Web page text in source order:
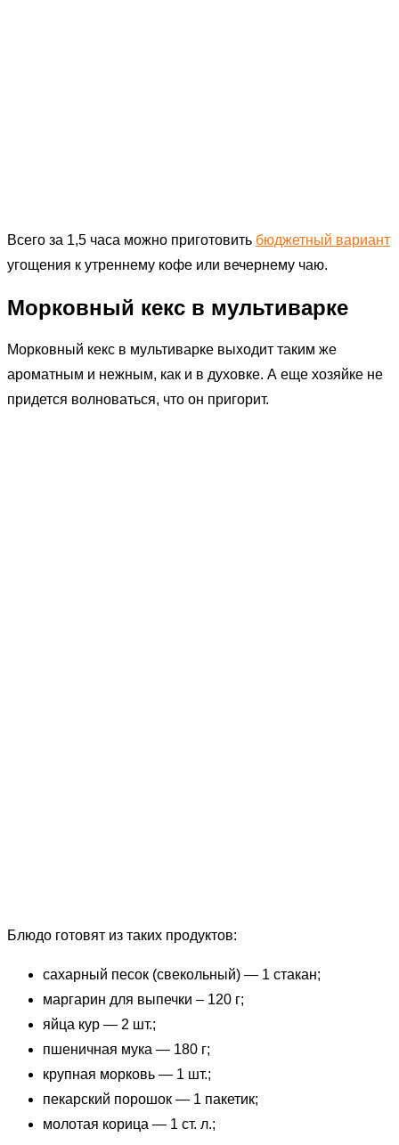
Всего за 1,5 часа можно приготовить бюджетный вариант
угощения к утреннему кофе или вечернему чаю.
Морковный кекс в мультиварке
Морковный кекс в мультиварке выходит таким же
ароматным и нежным, как и в духовке. А еще хозяйке не
придется волноваться, что он пригорит.
Блюдо готовят из таких продуктов:
сахарный песок (свекольный) — 1 стакан;
маргарин для выпечки – 120 г;
яйца кур — 2 шт.;
пшеничная мука — 180 г;
крупная морковь — 1 шт.;
пекарский порошок — 1 пакетик;
молотая корица — 1 ст. л.;